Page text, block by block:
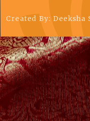
Created By: Deeksha